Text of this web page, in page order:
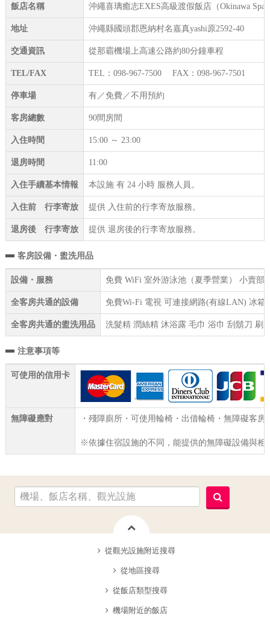
飯店名稱 沖繩喜璃癒志EXES高級渡假飯店（Okinawa Spa
地址 沖繩縣國頭郡恩納村名嘉真yashi原2592-40
交通資訊 從那霸機場上高速公路約80分鐘車程
TEL/FAX TEL：098-967-7500 FAX：098-967-7501
停車場 有／免費／不用預約
客房總數 90間房間
入住時間 15:00 ～ 23:00
退房時間 11:00
入住手續基本情報 本設施 有 24 小時 服務人員。
入住前 行李寄放 提供 入住前的行李寄放服務。
退房後 行李寄放 提供 退房後的行李寄放服務。
客房設備・盥洗用品
設備・服務 免費 WiFi 室外游泳池（夏季營業） 小賣部
全客房共通的設備 免費Wi-Fi 電視 可連接網路(有線LAN) 冰
全客房共通的盥洗用品 洗髮精 潤絲精 沐浴露 毛巾 浴巾 刮鬍刀 刷
注意事項等
可使用的信用卡
無障礙應對 ・殘障廁所・可使用輪椅・出借輪椅・無障礙客房
※依據住宿設施的不同，能提供的無障礙設備與相
從觀光設施附近搜尋
從地區搜尋
從飯店類型搜尋
機場附近的飯店